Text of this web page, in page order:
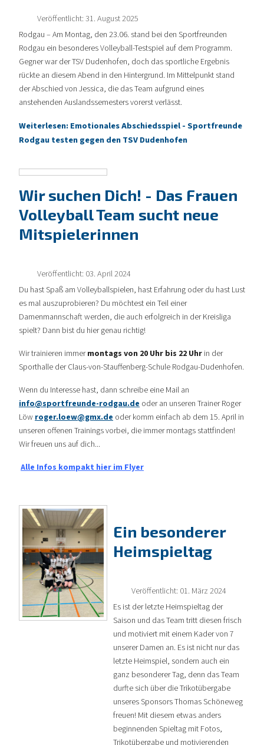
Veröffentlicht: 31. August 2025
Rodgau – Am Montag, den 23.06. stand bei den Sportfreunden
Rodgau ein besonderes Volleyball-Testspiel auf dem Programm.
Gegner war der TSV Dudenhofen, doch das sportliche Ergebnis
rückte an diesem Abend in den Hintergrund. Im Mittelpunkt stand
der Abschied von Jessica, die das Team aufgrund eines
anstehenden Auslandssemesters vorerst verlässt.
Weiterlesen: Emotionales Abschiedsspiel - Sportfreunde
Rodgau testen gegen den TSV Dudenhofen
Wir suchen Dich! - Das Frauen
Volleyball Team sucht neue
Mitspielerinnen
Veröffentlicht: 03. April 2024
Du hast Spaß am Volleyballspielen, hast Erfahrung oder du hast Lust
es mal auszuprobieren? Du möchtest ein Teil einer
Damenmannschaft werden, die auch erfolgreich in der Kreisliga
spielt? Dann bist du hier genau richtig!
Wir trainieren immermontags von 20 Uhr bis 22 Uhr in der
Sporthalle der Claus-von-Stauffenberg-Schule Rodgau-Dudenhofen.
Wenn du Interesse hast, dann schreibe eine Mail an
info@sportfreunde-rodgau.de oder an unseren Trainer Roger
Löwroger.loew@gmx.de oder komm einfach ab dem 15. April in
unseren offenen Trainings vorbei, die immer montags stattfinden!
Wir freuen uns auf dich...
Alle Infos kompakt hier im Flyer
Ein besonderer
Heimspieltag
Veröffentlicht: 01. März 2024
Es ist der letzte Heimspieltag der
Saison und das Team tritt diesen frisch
und motiviert mit einem Kader von 7
unserer Damen an. Es ist nicht nur das
letzte Heimspiel, sondern auch ein
ganz besonderer Tag, denn das Team
durfte sich über die Trikotübergabe
unseres Sponsors Thomas Schöneweg
freuen! Mit diesem etwas anders
beginnenden Spieltag mit Fotos,